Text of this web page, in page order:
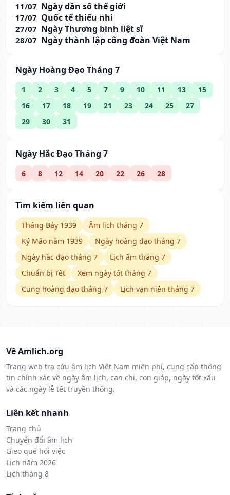
11/07 Ngày dân số thế giới
17/07 Quốc tế thiếu nhi
27/07 Ngày Thương binh liệt sĩ
28/07 Ngày thành lập công đoàn Việt Nam
Ngày Hoàng Đạo Tháng 7
1 2 3 4 5 7 9 10 11 13
15
16
17 18 19 21 23 24 25
27
29
30 31
Ngày Hắc Đạo Tháng 7
6 8 12 14 20 22 26 28
Tìm kiếm liên quan
Tháng Bảy 1939
Âm lịch tháng 7
Kỷ Mão năm 1939
Ngày hoàng đạo tháng 7
Ngày hắc đạo tháng 7
Lịch âm tháng 7
Chuẩn bị Tết
Xem ngày tốt tháng 7
Cung hoàng đạo tháng 7
Lịch vạn niên tháng 7
Về Amlich.org
Trang web tra cứu âm lịch Việt Nam miễn phí, cung cấp thông
tin chính xác về ngày âm lịch, can chi, con giáp, ngày tốt xấu
và các ngày lễ tết truyền thống.
Liên kết nhanh
Trang chủ
Chuyển đổi âm lịch
Gieo quẻ hỏi việc
Lịch năm 2026
Lịch tháng 8